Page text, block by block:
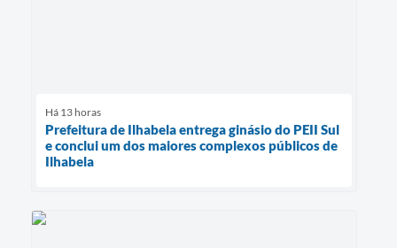
Há 13 horas
Prefeitura de Ilhabela entrega ginásio do PEII Sul
e conclui um dos maiores complexos públicos de
Ilhabela